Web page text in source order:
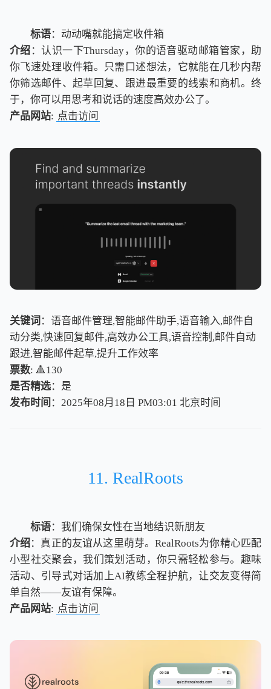
标语：动动嘴就能搞定收件箱
介绍 ：认识一下Thursday，你的语音驱动邮箱管家，助
你飞速处理收件箱。只需口述想法，它就能在几秒内帮
你筛选邮件、起草回复、跟进最重要的线索和商机。终
于，你可以用思考和说话的速度高效办公了。
产品网站: 点击访问
关键词 ：语音邮件管理,智能邮件助手,语音输入,邮件自
动分类,快速回复邮件,高效办公工具,语音控制,邮件自动
跟进,智能邮件起草,提升工作效率
票数: 🔺130
是否精选：是
发布时间 ：2025年08月18日 PM03:01 北京时间
北京时间
11. RealRoots
标语：我们确保女性在当地结识新朋友
介绍：真正的友谊从这里萌芽。RealRoots为你精心匹配
小型社交聚会，我们策划活动，你只需轻松参与。趣味
活动、引导式对话加上AI教练全程护航，让交友变得简
单自然——友谊有保障。
产品网站: 点击访问